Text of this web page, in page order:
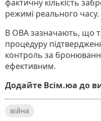
фактичну кількість
режимі реального часу.
В ОВА зазначають, що
процедуру
контроль за
ефективним.
Додайте Всім.юа до
війна